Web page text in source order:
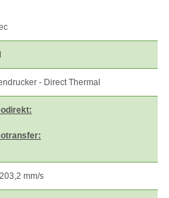
- Direct Thermal
mm/s